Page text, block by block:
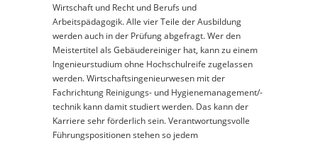
Wirtschaft und Recht und Berufs und
Arbeitspädagogik. Alle vier Teile der Ausbildung
werden auch in der Prüfung abgefragt. Wer den
Meistertitel als Gebäudereiniger hat, kann zu einem
Ingenieurstudium ohne Hochschulreife zugelassen
werden. Wirtschaftsingenieurwesen mit der
Fachrichtung Reinigungs- und Hygienemanagement/-
technik kann damit studiert werden. Das kann der
Karriere sehr förderlich sein. Verantwortungsvolle
Führungspositionen stehen so jedem